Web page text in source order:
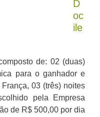
D
oc
ile
de: 02 (duas)
para o ganhador e
03 (três) noites
pela Empresa
de R$ 500,00 por dia